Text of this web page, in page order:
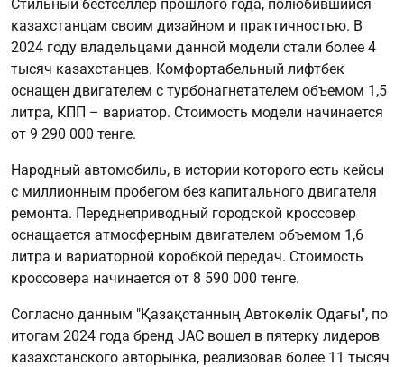
Стильный бестселлер прошлого года, полюбившийся
казахстанцам своим дизайном и практичностью. В
2024 году владельцами данной модели стали более 4
тысяч казахстанцев. Комфортабельный лифтбек
оснащен двигателем с турбонагнетателем объемом 1,5
литра, КПП – вариатор. Стоимость модели начинается
от 9 290 000 тенге.
Народный автомобиль, в истории которого есть кейсы
с миллионным пробегом без капитального двигателя
ремонта. Переднеприводный городской кроссовер
оснащается атмосферным двигателем объемом 1,6
литра и вариаторной коробкой передач. Стоимость
кроссовера начинается от 8 590 000 тенге.
Согласно данным "Қазақстанның Автокөлік Одағы", по
итогам 2024 года бренд JAC вошел в пятерку лидеров
казахстанского авторынка, реализовав более 11 тысяч